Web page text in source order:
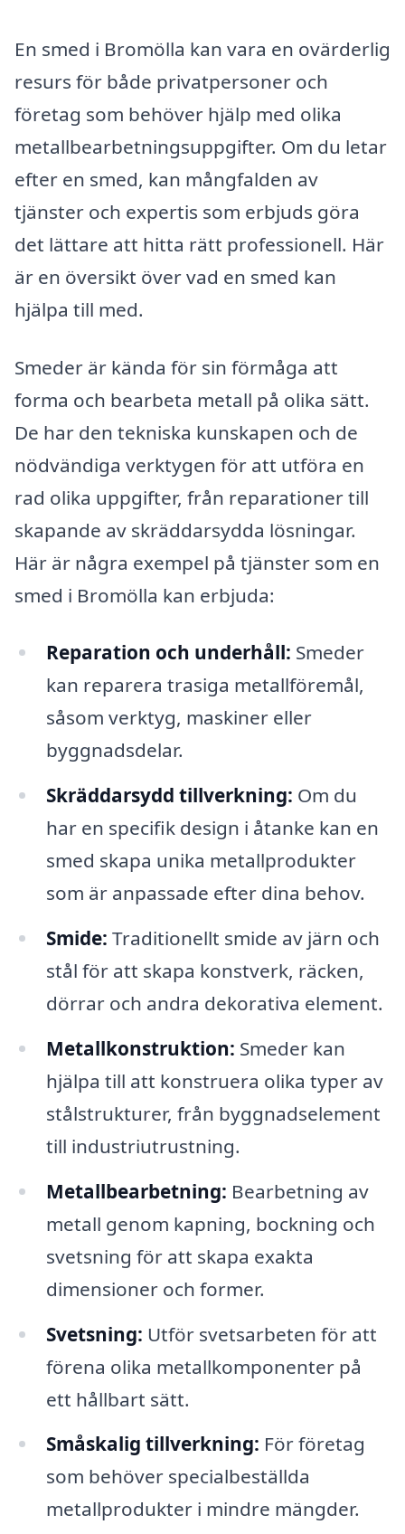
En smed i Bromölla kan vara en ovärderlig
resurs för både privatpersoner och
företag som behöver hjälp med olika
metallbearbetningsuppgifter. Om du letar
efter en smed, kan mångfalden av
tjänster och expertis som erbjuds göra
det lättare att hitta rätt professionell. Här
är en översikt över vad en smed kan
hjälpa till med.
Smeder är kända för sin förmåga att
forma och bearbeta metall på olika sätt.
De har den tekniska kunskapen och de
nödvändiga verktygen för att utföra en
rad olika uppgifter, från reparationer till
skapande av skräddarsydda lösningar.
Här är några exempel på tjänster som en
smed i Bromölla kan erbjuda:
Reparation och underhåll: Smeder
kan reparera trasiga metallföremål,
såsom verktyg, maskiner eller
byggnadsdelar.
Skräddarsydd tillverkning: Om du
har en specifik design i åtanke kan en
smed skapa unika metallprodukter
som är anpassade efter dina behov.
Smide: Traditionellt smide av järn och
stål för att skapa konstverk, räcken,
dörrar och andra dekorativa element.
Metallkonstruktion: Smeder kan
hjälpa till att konstruera olika typer av
stålstrukturer, från byggnadselement
till industriutrustning.
Metallbearbetning: Bearbetning av
metall genom kapning, bockning och
svetsning för att skapa exakta
dimensioner och former.
Svetsning: Utför svetsarbeten för att
förena olika metallkomponenter på
ett hållbart sätt.
Småskalig tillverkning: För företag
som behöver specialbeställda
metallprodukter i mindre mängder.